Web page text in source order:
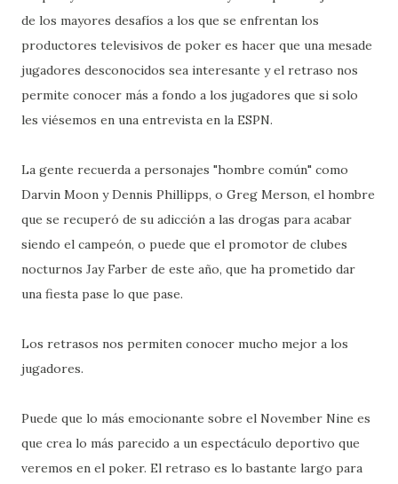
de los mayores desafíos a los que se enfrentan los
productores televisivos de poker es hacer que una mesade
jugadores desconocidos sea interesante y el retraso nos
permite conocer más a fondo a los jugadores que si solo
les viésemos en una entrevista en la ESPN.
La gente recuerda a personajes "hombre común" como
Darvin Moon y Dennis Phillipps, o Greg Merson, el hombre
que se recuperó de su adicción a las drogas para acabar
siendo el campeón, o puede que el promotor de clubes
nocturnos Jay Farber de este año, que ha prometido dar
una fiesta pase lo que pase.
Los retrasos nos permiten conocer mucho mejor a los
jugadores.
Puede que lo más emocionante sobre el November Nine es
que crea lo más parecido a un espectáculo deportivo que
veremos en el poker. El retraso es lo bastante largo para